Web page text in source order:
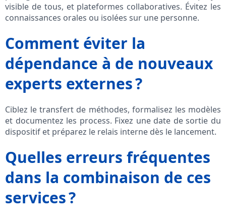
visible de tous, et plateformes collaboratives. Évitez les
connaissances orales ou isolées sur une personne.
Comment éviter la
dépendance à de nouveaux
experts externes ?
Ciblez le transfert de méthodes, formalisez les modèles
et documentez les process. Fixez une date de sortie du
dispositif et préparez le relais interne dès le lancement.
Quelles erreurs fréquentes
dans la combinaison de ces
services ?